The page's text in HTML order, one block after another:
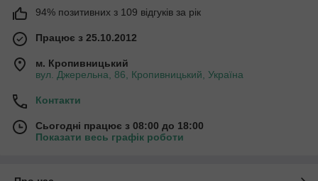
94% позитивних з 109 відгуків за рік
Працює з 25.10.2012
м. Кропивницький
вул. Джерельна, 86, Кропивницький, Україна
Контакти
Сьогодні працює з 08:00 до 18:00
Показати весь графік роботи